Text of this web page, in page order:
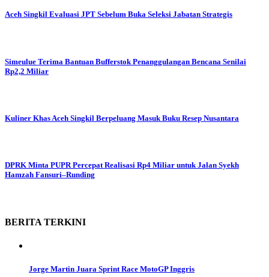
Aceh Singkil Evaluasi JPT Sebelum Buka Seleksi Jabatan Strategis
Simeulue Terima Bantuan Bufferstok Penanggulangan Bencana Senilai
Rp2,2 Miliar
Kuliner Khas Aceh Singkil Berpeluang Masuk Buku Resep Nusantara
DPRK Minta PUPR Percepat Realisasi Rp4 Miliar untuk Jalan Syekh
Hamzah Fansuri–Runding
BERITA TERKINI
Jorge Martin Juara Sprint Race MotoGP Inggris